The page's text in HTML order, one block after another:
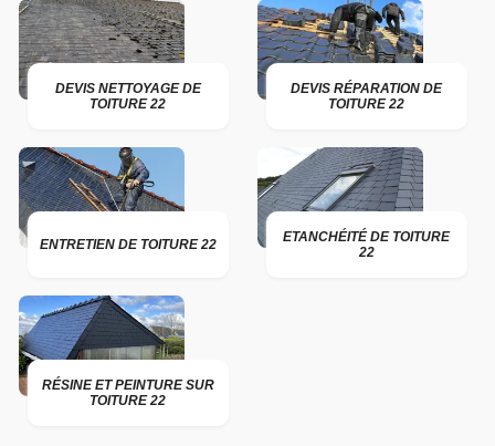
DEVIS NETTOYAGE DE
TOITURE 22
DEVIS RÉPARATION DE
TOITURE 22
ENTRETIEN DE TOITURE 22
ETANCHÉITÉ DE TOITURE
22
RÉSINE ET PEINTURE SUR
TOITURE 22